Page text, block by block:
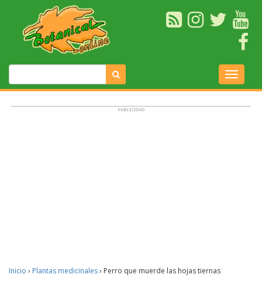
Inicio › Plantas medicinales› Perro que muerde las hojas tiernas